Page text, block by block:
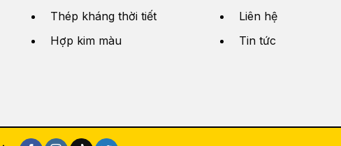
Thép kháng thời tiết
Hợp kim màu
Liên hệ
Tin tức